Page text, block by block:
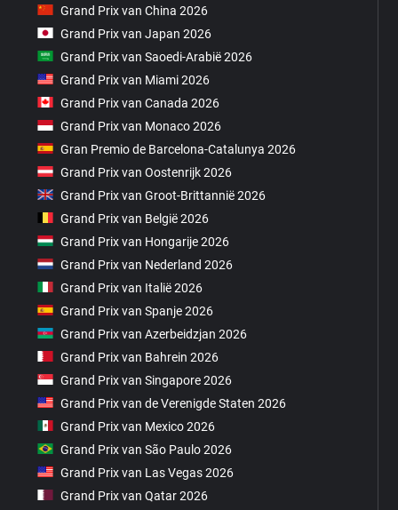
Grand Prix van China 2026
Grand Prix van Japan 2026
Grand Prix van Saoedi-Arabië 2026
Grand Prix van Miami 2026
Grand Prix van Canada 2026
Grand Prix van Monaco 2026
Gran Premio de Barcelona-Catalunya 2026
Grand Prix van Oostenrijk 2026
Grand Prix van Groot-Brittannië 2026
Grand Prix van België 2026
Grand Prix van Hongarije 2026
Grand Prix van Nederland 2026
Grand Prix van Italië 2026
Grand Prix van Spanje 2026
Grand Prix van Azerbeidzjan 2026
Grand Prix van Bahrein 2026
Grand Prix van Singapore 2026
Grand Prix van de Verenigde Staten 2026
Grand Prix van Mexico 2026
Grand Prix van São Paulo 2026
Grand Prix van Las Vegas 2026
Grand Prix van Qatar 2026